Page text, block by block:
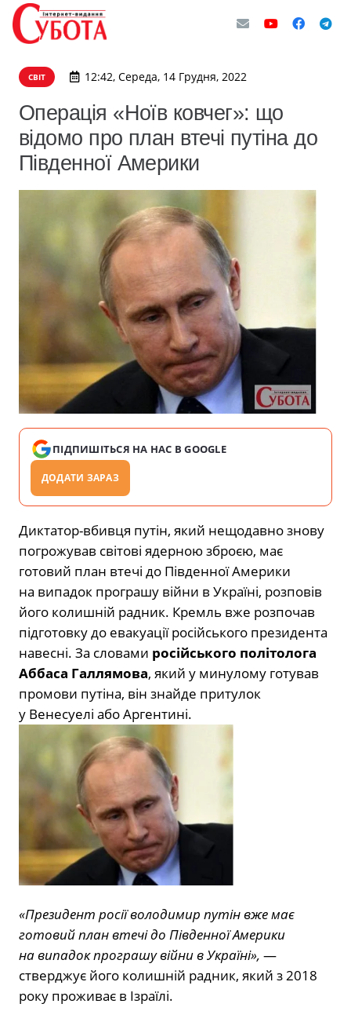
СВІТ 12:42, Середа, 14 Грудня, 2022
Операція «Ноїв ковчег»: що
відомо про план втечі путіна до
Південної Америки
ПІДПИШІТЬСЯ НА НАС В GOOGLE
ДОДАТИ ЗАРАЗ
Диктатор-вбивця путін, який нещодавно знову
погрожував світові ядерною зброєю, має
готовий план втечі до Південної Америки
на випадок програшу війни в Україні, розповів
його колишній радник. Кремль вже розпочав
підготовку до евакуації російського президента
навесні. За словами російського політолога
Аббаса Галлямова, який у минулому готував
промови путіна, він знайде притулок
у Венесуелі або Аргентині.
«Президент росії володимир путін вже має
готовий план втечі до Південної Америки
на випадок програшу війни в Україні», —
стверджує його колишній радник, який з 2018
року проживає в Ізраїлі.